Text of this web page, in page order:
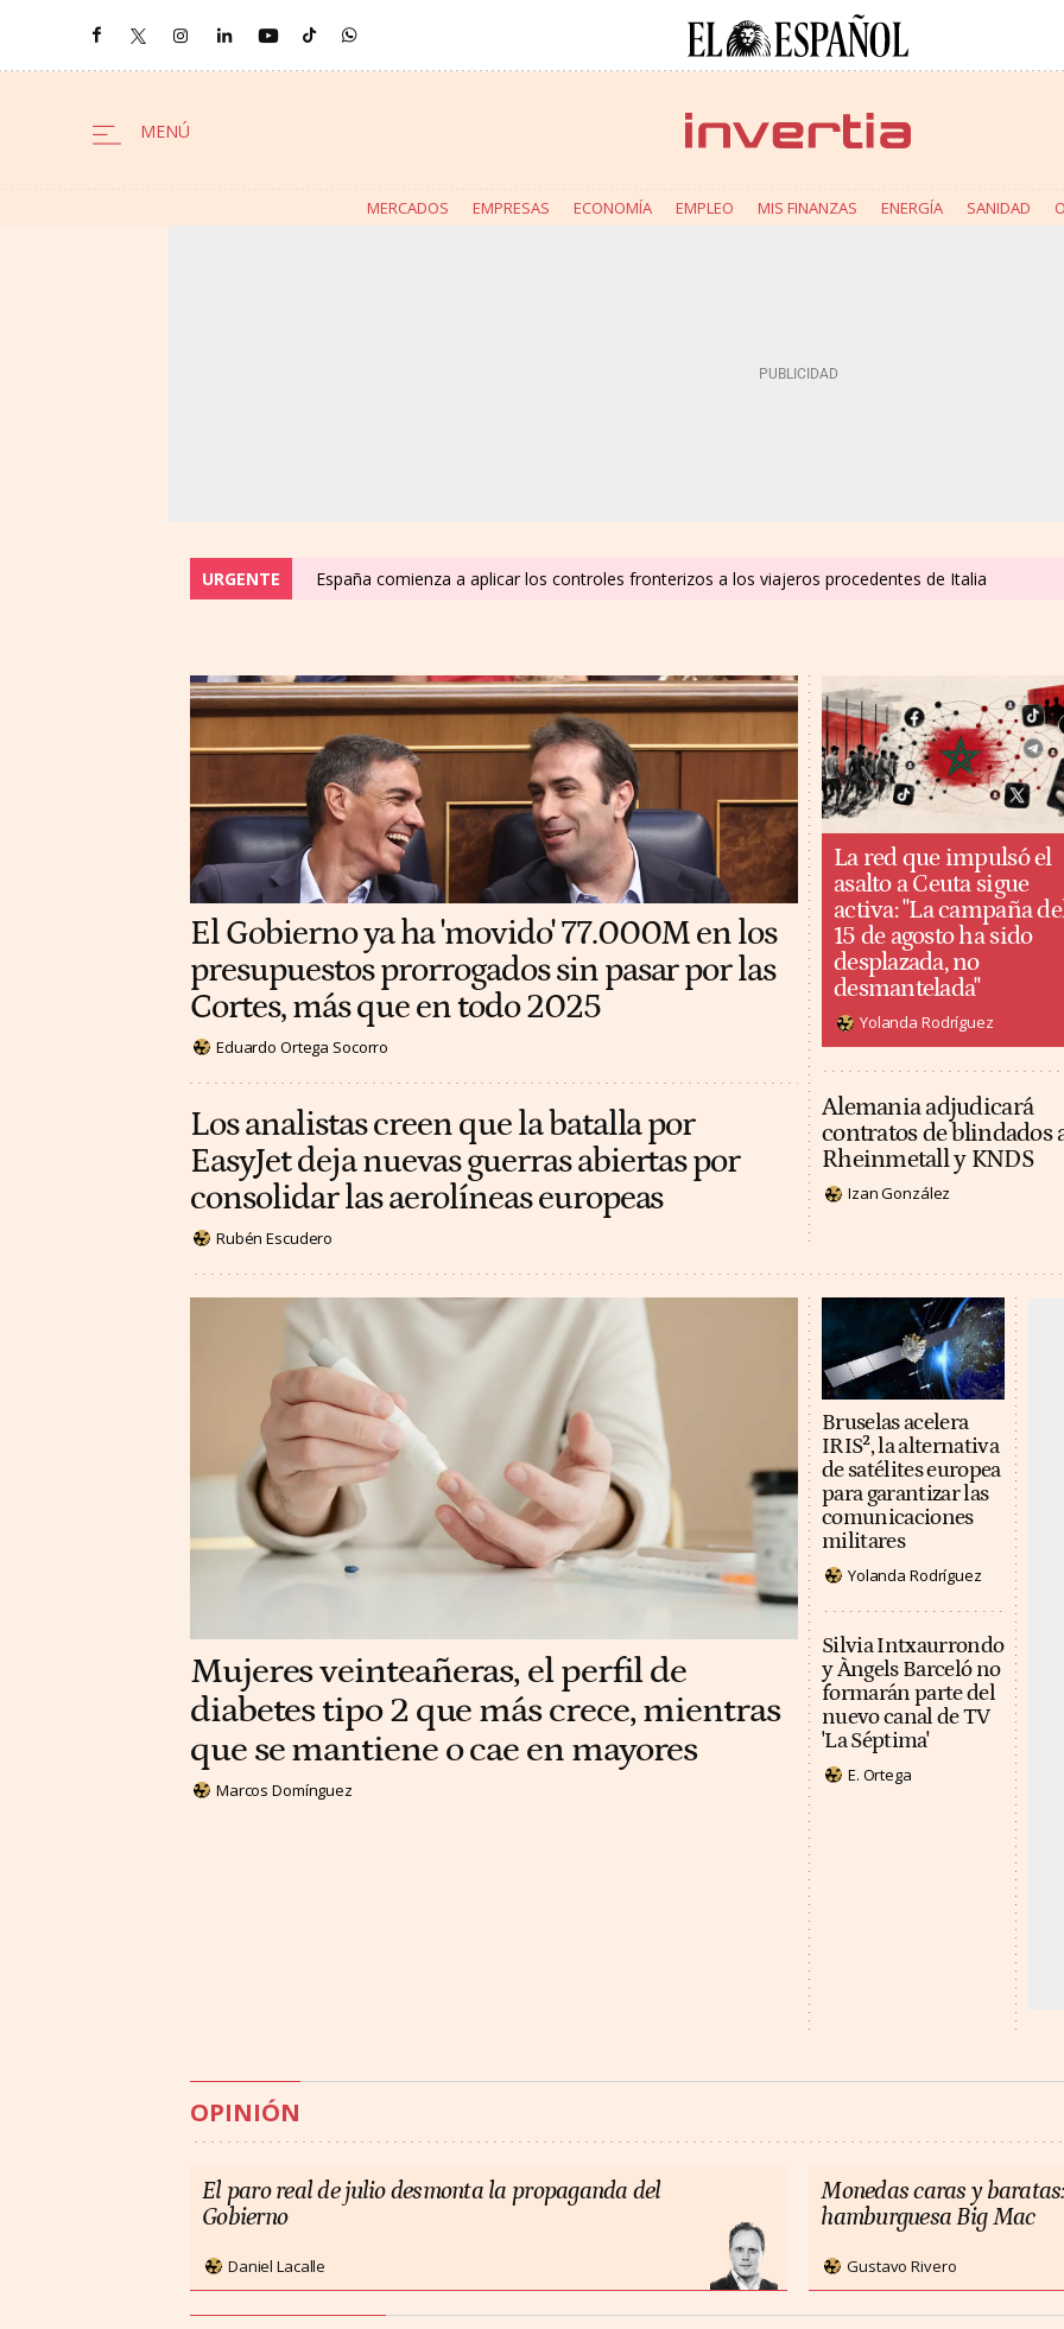
MERCADOS EMPRESAS ECONOMÍA EMPLEO MIS FINANZAS ENERGÍA SANIDAD
URGENTE España comienza a aplicar los controles fronterizos a los viajeros procedentes de Italia
El Gobierno ya ha 'movido' 77.000M en los
presupuestos prorrogados sin pasar por las
Cortes, más que en todo 2025
Eduardo Ortega Socorro
Los analistas creen que la batalla por
EasyJet deja nuevas guerras abiertas por
consolidar las aerolíneas europeas
Rubén Escudero
La red que impulsó el
asalto a Ceuta sigue
activa: "La campaña
15 de agosto ha sido
desplazada, no
desmantelada"
Yolanda Rodríguez
Alemania adjudicará
contratos de blindados
Rheinmetall y KNDS
Izan González
Mujeres veinteañeras, el perfil de
diabetes tipo 2 que más crece, mientras
que se mantiene o cae en mayores
Marcos Domínguez
Bruselas acelera
IRIS², la alternativa
de satélites europea
para garantizar las
comunicaciones
militares
Yolanda Rodríguez
Silvia Intxaurrondo
y Àngels Barceló no
formarán parte del
nuevo canal de TV
'La Séptima'
E. Ortega
OPINIÓN
El paro real de julio desmonta la propaganda del
Gobierno
Daniel Lacalle
Monedas caras y
hamburguesa Big Mac
Gustavo Rivero